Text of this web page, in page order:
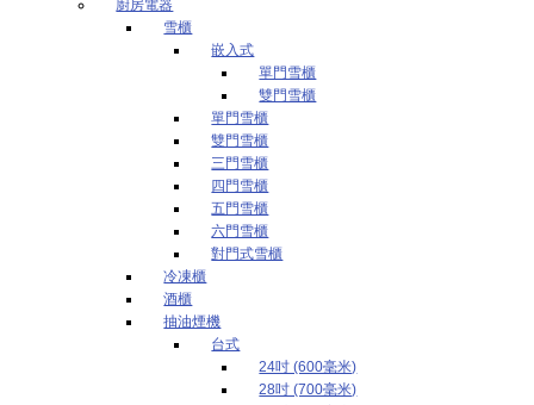
廚房電器
雪櫃
嵌入式
單門雪櫃
雙門雪櫃
單門雪櫃
雙門雪櫃
三門雪櫃
四門雪櫃
五門雪櫃
六門雪櫃
對門式雪櫃
冷凍櫃
酒櫃
抽油煙機
台式
24吋 (600毫米)
28吋 (700毫米)